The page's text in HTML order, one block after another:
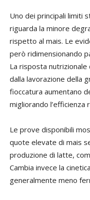
Uno dei principali limiti
riguarda la minore
rispetto al mais. Le
però ridimensionando
La risposta
dalla lavorazione della
fioccatura aumentano
migliorando l’efficienza
Le prove disponibili
quote elevate di mais
produzione di latte,
Cambia invece la
generalmente meno